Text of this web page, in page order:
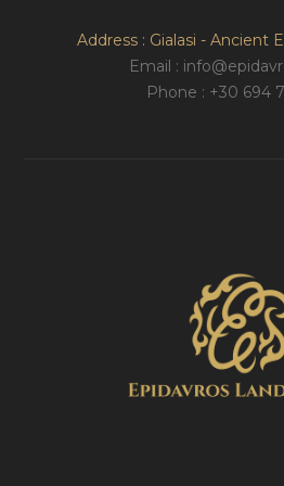
Address : Gialasi - Ancient
Email :
Phone : +30 694